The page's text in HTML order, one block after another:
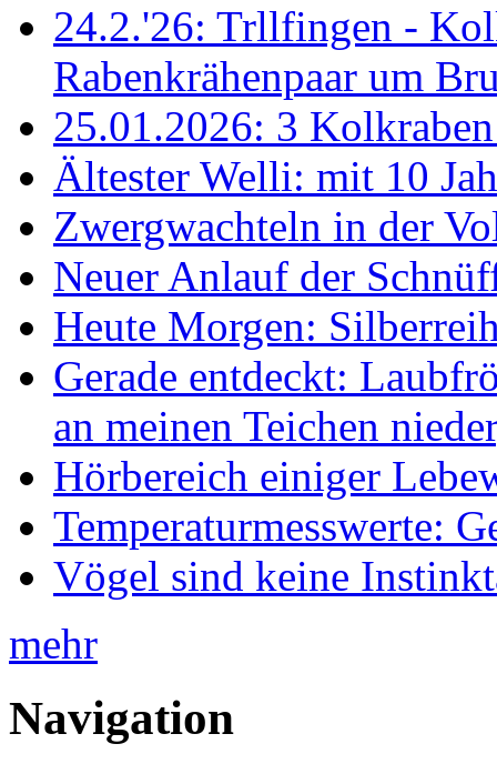
24.2.'26: Trllfingen -
Rabenkrähenpaar um
25.01.2026: 3
Ältester Welli: mit 10
Zwergwachteln in der
Neuer Anlauf der
Heute Morgen:
Gerade entdeckt:
an meinen Teichen
Hörbereich einiger
Temperaturmesswerte:
Vögel sind keine
mehr
Navigation